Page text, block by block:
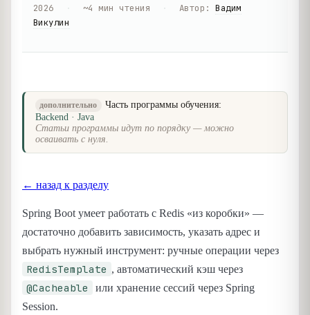
2026
~4 мин чтения Автор :Вадим
Викулин
дополнительно
Часть программы обучения:
Backend · Java
Статьи программы идут по порядку — можно
осваивать с нуля.
← назад к разделу
Spring Boot умеет работать с Redis «из коробки» —
достаточно добавить зависимость, указать адрес и
выбрать нужный инструмент: ручные операции через
RedisTemplate , автоматический кэш через
@Cacheable
или хранение сессий через Spring
Session.